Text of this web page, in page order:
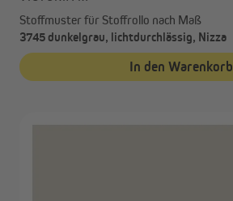
Stoffmuster für Stoffrollo nach Maß
3745 dunkelgrau, lichtdurchlässig, Nizza
In den Warenkorb